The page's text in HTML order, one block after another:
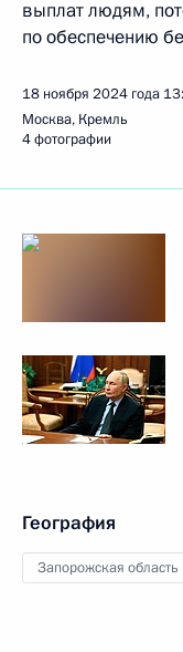
выплат людям,
по обеспечению
18 ноября 2024 года
Москва, Кремль
4 фотографии
География
Запорожская область